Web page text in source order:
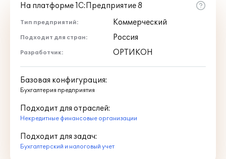
Со статусом 1С:Центр разработки
На платформе 1С:Предприятие 8
Тип предприятий: Коммерческий
Подходит для стран: Россия
Разработчик: ОРТИКОН
Базовая конфигурация:
Бухгалтерия предприятия
Подходит для отраслей:
Некредитные финансовые организации
Подходит для задач:
Бухгалтерский и налоговый учет